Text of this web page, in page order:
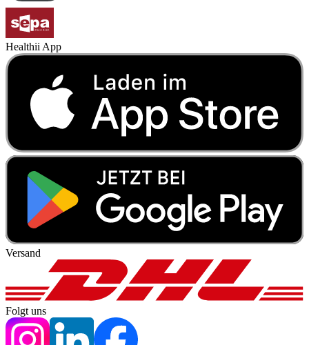
Healthii App
Versand
Folgt uns